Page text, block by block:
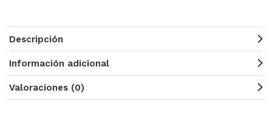
Descripción
Información adicional
Valoraciones (0)